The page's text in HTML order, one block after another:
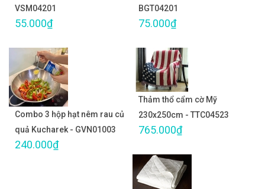
VSM04201
55.000₫
BGT04201
75.000₫
Combo 3 hộp hạt nêm rau củ
quả Kucharek - GVN01003
240.000₫
Thảm thổ cẩm cờ Mỹ
230x250cm - TTC04523
765.000₫